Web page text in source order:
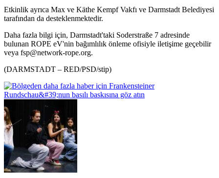
Etkinlik ayrıca Max ve Käthe Kempf Vakfı ve Darmstadt Belediyesi
tarafından da desteklenmektedir.
Daha fazla bilgi için, Darmstadt'taki Soderstraße 7 adresinde
bulunan ROPE eV'nin bağımlılık önleme ofisiyle iletişime geçebilir
veya fsp@network-rope.org.
(DARMSTADT – RED/PSD/stip)